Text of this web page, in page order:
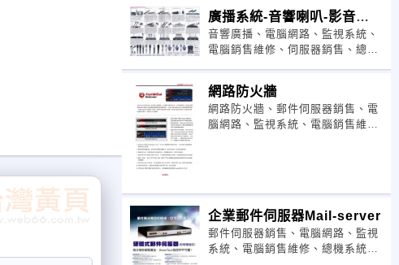
電子郵件，詳細
。
，其中包括來自
網路IE瀏覽監看。
廣播系統-音響喇叭-影音播
放器-無線麥克
音響廣播、電腦網路、監視系統、
電腦銷售維修、伺服器銷售、總機
秉持永續經營、專業服務之精神；
感謝六百多家客戶多年來的支持與
愛護，使我們業務蒸蒸
網路防火牆
網路防火牆、郵件伺服器銷售、電
腦網路、監視系統、電腦銷售維
企業郵件伺服器Mail-server
郵件伺服器銷售、電腦網路、監視
系統、電腦銷售維修、總機系統、